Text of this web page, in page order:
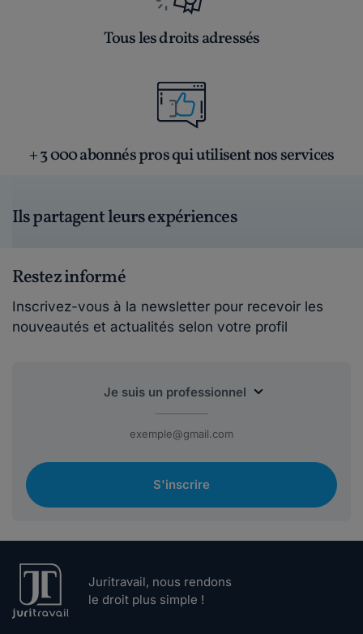
Tous les droits adressés
+ 3 000 abonnés pros qui utilisent nos services
Ils partagent leurs expériences
Restez informé
Inscrivez-vous à la newsletter pour recevoir les
nouveautés et actualités selon votre profil
S'inscrire
Juritravail, nous rendons
le droit plus simple !